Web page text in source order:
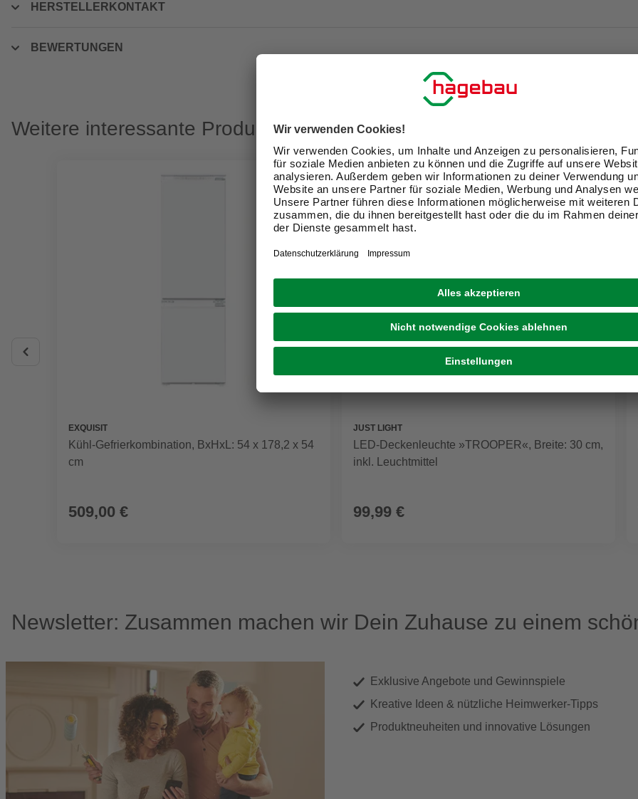
HERSTELLERKONTAKT
BEWERTUNGEN
Weitere interessante Produkte
EXQUISIT
Kühl-Gefrierkombination, BxHxL: 54 x 178,2 x 54
cm
509,00 €
JUST LIGHT
LED-Deckenleuchte »TROOPER«, Breite: 30 cm,
inkl. Leuchtmittel
99,99 €
Newsletter: Zusammen machen wir Dein Zuhause zu einem
Exklusive Angebote und Gewinnspiele
Kreative Ideen & nützliche Heimwerker-Tipps
Produktneuheiten und innovative Lösungen